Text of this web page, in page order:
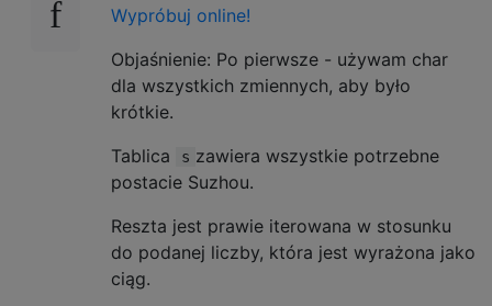
Wypróbuj online!
Objaśnienie: Po pierwsze - używam char
dla wszystkich zmiennych, aby było
krótkie.
Tablica
s zawiera wszystkie potrzebne
postacie Suzhou.
Reszta jest prawie iterowana w stosunku
do podanej liczby, która jest wyrażona jako
ciąg.